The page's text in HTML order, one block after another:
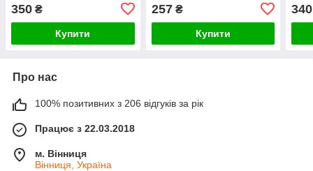
350 ₴
Купити
257₴
Купити
340
Про нас
100% позитивних з 206 відгуків за рік
Працює з 22.03.2018
м. Вінниця
Вінниця, Україна